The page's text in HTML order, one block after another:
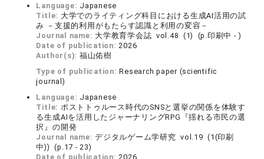
Language: Japanese
Title: 大学でのライティング科目における生成AI活用の試
み －支援的利用がもたらす認識と利用の変容－
Journal name: 大学教育学会誌 vol.48 (1) (p.印刷中 - )
Date of publication: 2026
Author(s): 福山佑樹
Type of publication:Research paper (scientific
journal)
Language: Japanese
Title: ポストトゥルース時代のSNSと選挙の関係を体験す
る生成AIを活用したジャーナリングRPG『揺れる市民の選
択』の開発
Journal name:デジタルゲーム学研究 vol.19 (1(印刷
中)) (p.17 - 23)
Date of publication: 2026